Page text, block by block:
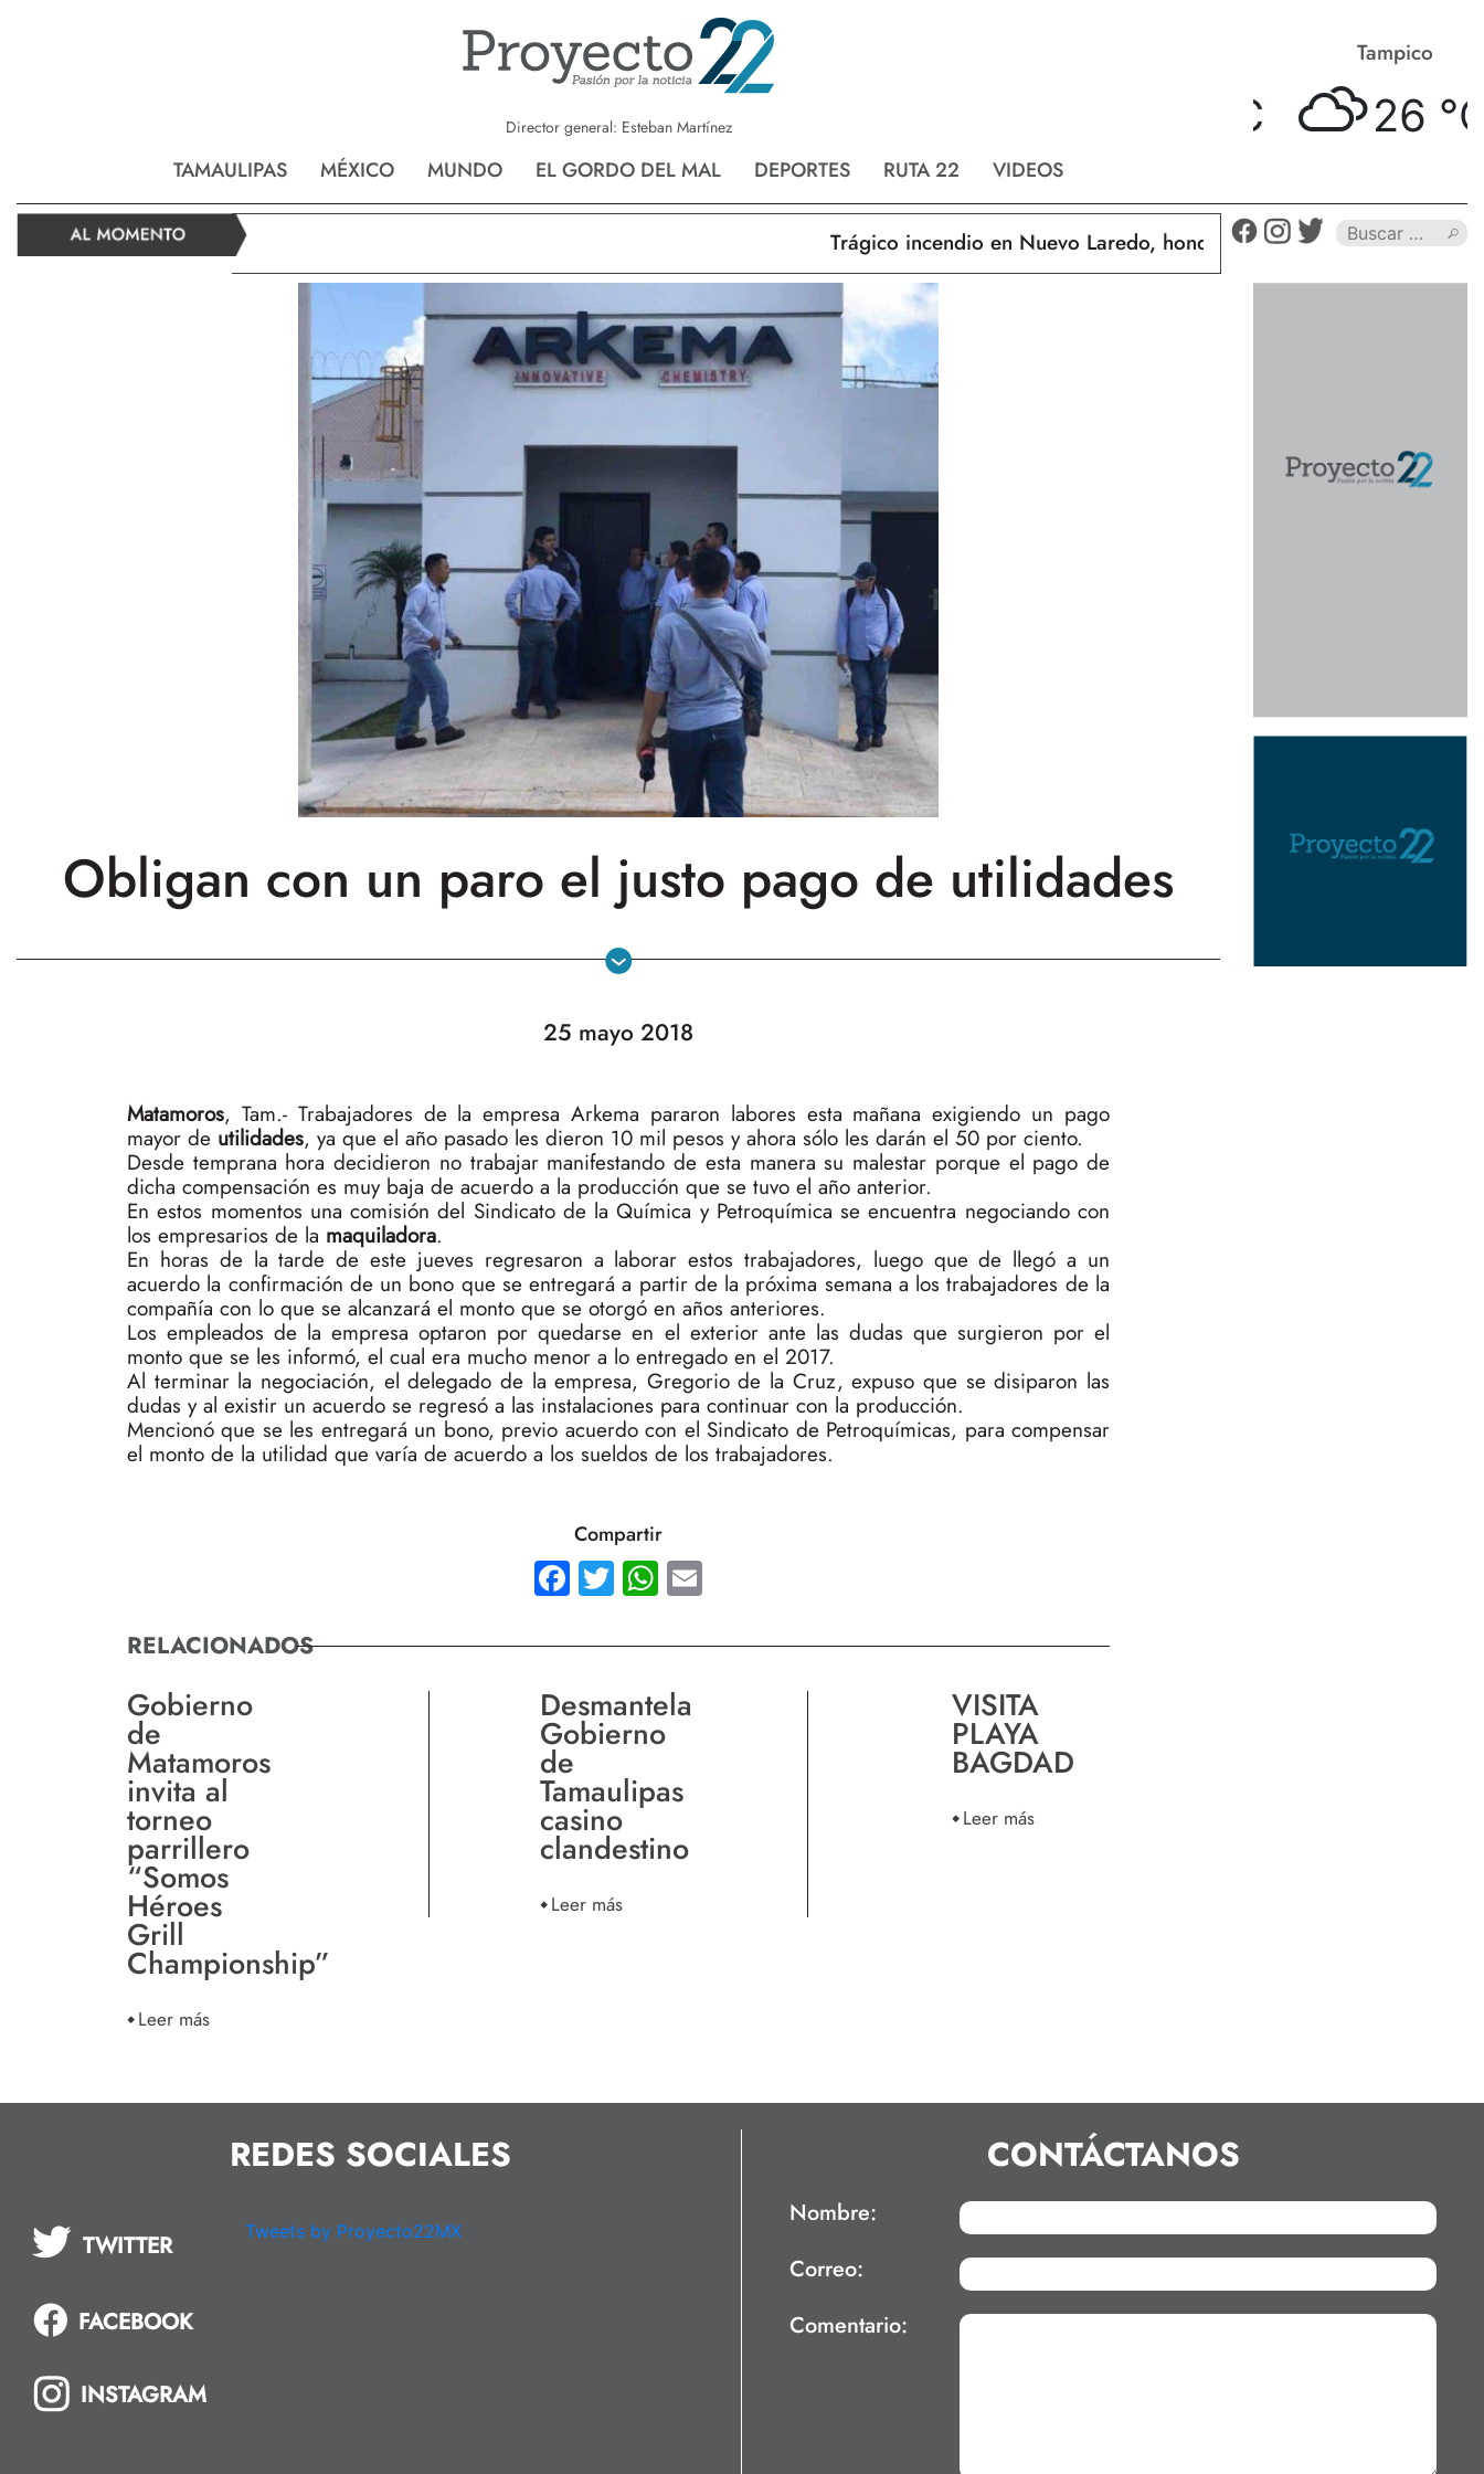
Director general: Esteban Martínez
TAMAULIPAS MÉXICO MUNDO EL GORDO DEL MAL DEPORTES RUTA 22 VIDEOS
Reynosa Nvo. Laredo Tampico
26 ° C
Trágico incendio en Nuevo Laredo, hondureño muere calcinado
Obligan con un paro el justo pago de utilidades
25 mayo 2018
Matamoros, Tam.- Trabajadores de la empresa Arkema pararon labores esta mañana exigiendo un pago
mayor de utilidades, ya que el año pasado les dieron 10 mil pesos y ahora sólo les darán el 50 por ciento.
Desde temprana hora decidieron no trabajar manifestando de esta manera su malestar porque el pago de
dicha compensación es muy baja de acuerdo a la producción que se tuvo el año anterior.
En estos momentos una comisión del Sindicato de la Química y Petroquímica se encuentra negociando con
los empresarios de la maquiladora.
En horas de la tarde de este jueves regresaron a laborar estos trabajadores, luego que de llegó a un
acuerdo la confirmación de un bono que se entregará a partir de la próxima semana a los trabajadores de la
compañía con lo que se alcanzará el monto que se otorgó en años anteriores.
Los empleados de la empresa optaron por quedarse en el exterior ante las dudas que surgieron por el
monto que se les informó, el cual era mucho menor a lo entregado en el 2017.
Al terminar la negociación, el delegado de la empresa, Gregorio de la Cruz, expuso que se disiparon las
dudas y al existir un acuerdo se regresó a las instalaciones para continuar con la producción.
Mencionó que se les entregará un bono, previo acuerdo con el Sindicato de Petroquímicas, para compensar
el monto de la utilidad que varía de acuerdo a los sueldos de los trabajadores.
Compartir
Facebook
TwitterWhatsApp
RELACIONADOS
Gobierno
de
Matamoros
invita al
torneo
parrillero
“Somos
Héroes
Grill
Championship”
Leer más
Desmantela
Gobierno
de
Tamaulipas
casino
clandestino
Leer más
VISITA
PLAYA
BAGDAD
Leer más
REDES SOCIALES
TWITTER
FACEBOOK
INSTAGRAM
Tweets by Proyecto22MX
CONTÁCTANOS
Nombre:
Correo:
Comentario: